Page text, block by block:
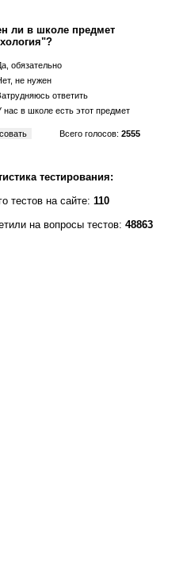
ли в школе предмет
обязательно
не нужен
ответить
нас в школе есть этот предмет
Всего голосов: 2555
тестирования:
тестов на сайте: 110
на вопросы тестов: 48863